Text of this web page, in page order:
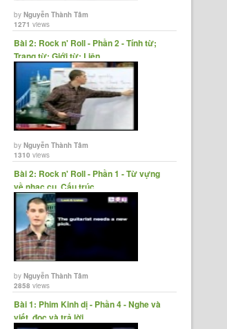
byNguyễn Thành Tâm
1271 views
Bài 2: Rock n' Roll - Phần 2 - Tính từ;
Trạng từ; Giới từ; Liên......
byNguyễn Thành Tâm
1310 views
Bài 2: Rock n' Roll - Phần 1 - Từ vựng
về nhạc cụ, Cấu trúc......
byNguyễn Thành Tâm
2858 views
Bài 1: Phim Kinh dị - Phần 4 - Nghe và
viết, đọc và trả lời......